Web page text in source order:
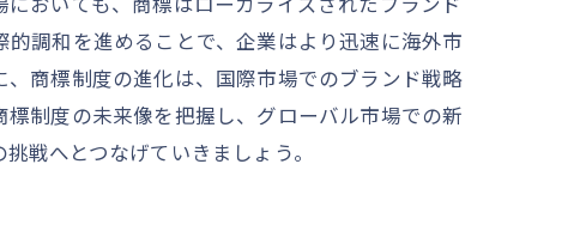
調和を進めることで、企業はより迅速に海外市
商標制度の進化は、国際市場でのブランド戦略
制度の未来像を把握し、グローバル市場での新
戦へとつなげていきましょう。